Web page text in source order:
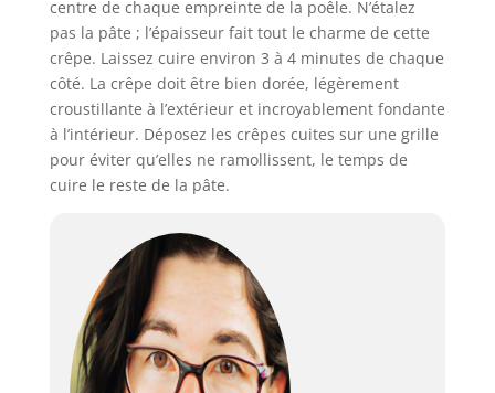
centre de chaque empreinte de la poêle. N’étalez
pas la pâte ; l’épaisseur fait tout le charme de cette
crêpe. Laissez cuire environ 3 à 4 minutes de chaque
côté. La crêpe doit être bien dorée, légèrement
croustillante à l’extérieur et incroyablement fondante
à l’intérieur. Déposez les crêpes cuites sur une grille
pour éviter qu’elles ne ramollissent, le temps de
cuire le reste de la pâte.